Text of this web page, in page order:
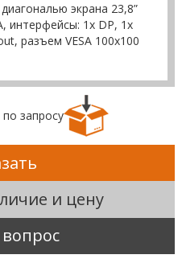
экрана 23,8”
интерфейсы: 1x DP, 1x
разъем VESA 100х100
запросу
и цену